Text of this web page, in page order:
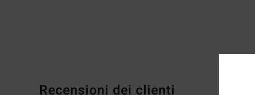
Recensioni dei clienti